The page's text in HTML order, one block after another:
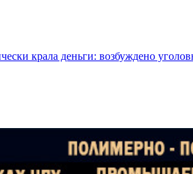
крала деньги: возбуждено